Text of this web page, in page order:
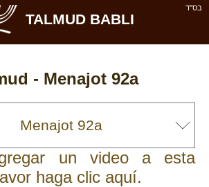
בס''ד
TALMUD BABLI
- Menajot 92a
un video a esta
haga clic aquí.